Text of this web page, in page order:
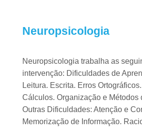
Neuropsicologia
Neuropsicologia trabalha as
intervenção: Dificuldades de
Leitura. Escrita. Erros Ortográficos.
Cálculos. Organização e Métodos
Outras Dificuldades: Atenção e
Memorização de Informação.